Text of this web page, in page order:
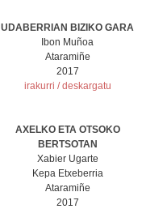
UDABERRIAN BIZIKO GARA
Ibon Muñoa
Ataramiñe
2017
irakurri / deskargatu
AXELKO ETA OTSOKO
BERTSOTAN
Xabier Ugarte
Kepa Etxeberria
Ataramiñe
2017